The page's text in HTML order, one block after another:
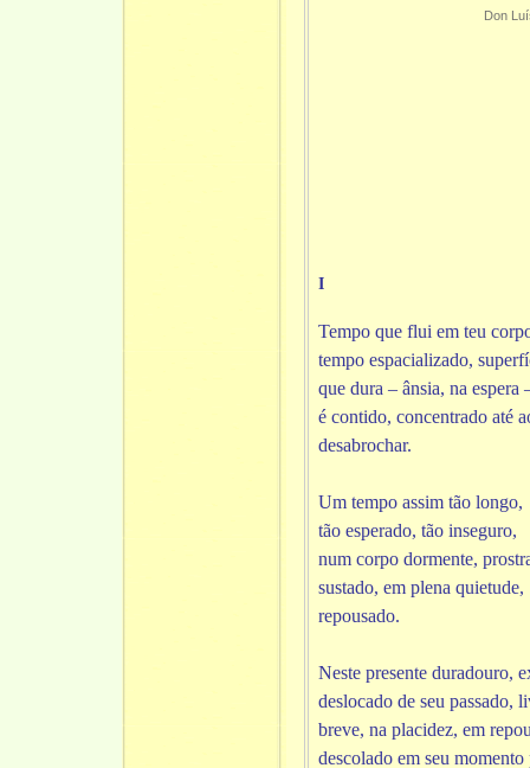
Don
I
Tempo que flui em teu
tempo espacializado,
que dura – ânsia, na espera
é contido, concentrado até
desabrochar.
Um tempo assim tão longo,
tão esperado, tão inseguro,
num corpo dormente,
sustado, em plena quietude,
repousado.
Neste presente duradouro,
deslocado de seu passado,
breve, na placidez, em
descolado em seu